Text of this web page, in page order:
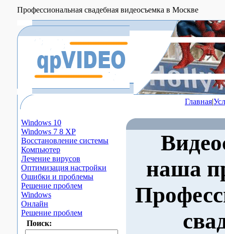
Профессиональная свадебная видеосъемка в Москве
Главная|
Windows 10
Windows 7 8 XP
Восстановление системы
Компьютер
Лечение вирусов
Оптимизация настройки
Ошибки и проблемы
Решение проблем
Windows
Онлайн
Решение проблем
Поиск:
наша